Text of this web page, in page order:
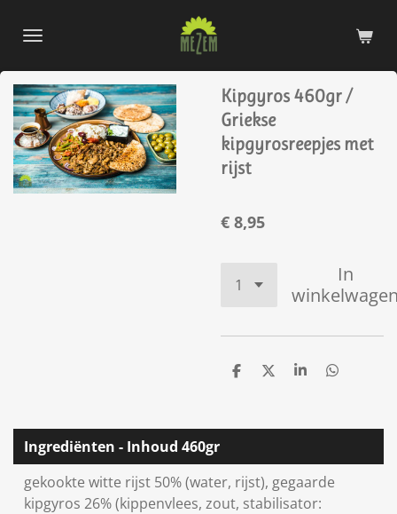
direct
de
hoofdinhoud
Kipgyros 460gr /
Griekse
kipgyrosreepjes met
rijst
€ 8,95
In
D
n
D
S
e
D
n
Ingrediënten - Inhoud 460gr
gekookte witte rijst 50% (water, rijst), gegaarde
kipgyros 26% (kippenvlees, zout, stabilisator: